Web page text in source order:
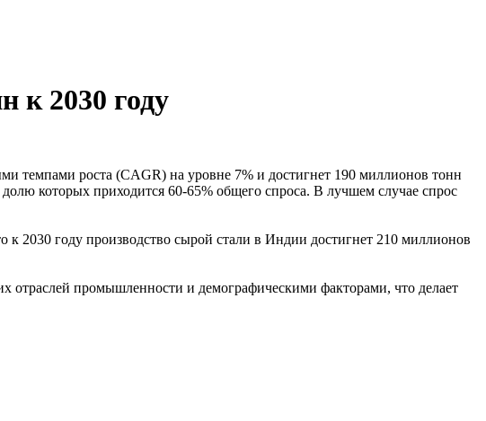
к 2030 году
темпами роста (CAGR) на уровне 7% и достигнет 190 миллионов тонн
которых приходится 60-65% общего спроса. В лучшем случае спрос
к 2030 году производство сырой стали в Индии достигнет 210 миллионов
промышленности и демографическими факторами, что делает